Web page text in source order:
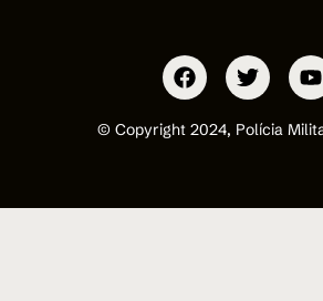
© Copyright 2024, Polícia